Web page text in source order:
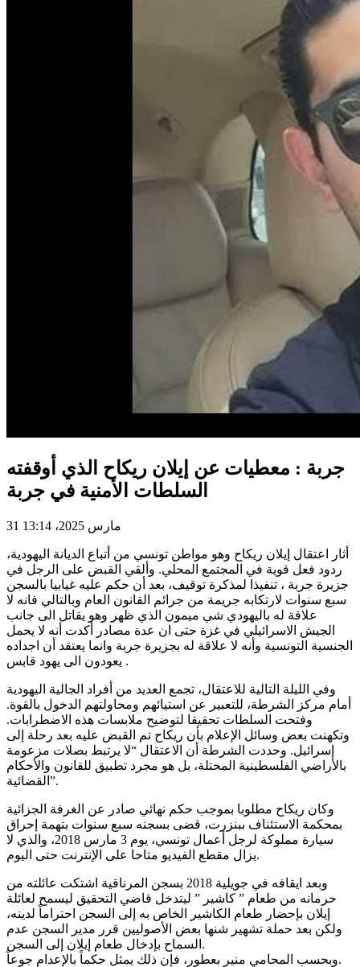
جربة : معطيات عن إيلان ريكاح الذي أوقفته
السلطات الأمنية في جربة
31 مارس 2025، 13:14
أثار اعتقال إيلان ريكاح وهو مواطن تونسي من أتباع الديانة اليهودية،
ردود فعل قوية في المجتمع المحلي. وألقي القبض على الرجل في
جزيرة جربة ، تنفيذا لمذكرة توقيف، بعد أن حكم عليه غيابيا بالسجن
سبع سنوات لارتكابه جريمة من جرائم القانون العام وبالتالي فانه لا
علاقة له باليهودي شي ميمون الذي ظهر وهو يقاتل الى جانب
الجيش الاسرائيلي في غزة حتى ان عدة مصادر أكدت أنه لا يحمل
الجنسية التونسية وأنه لا علاقة له بجزيرة جربة وانما يعتقد أن اجداده
يعودون الى يهود قابس .
وفي الليلة التالية للاعتقال، تجمع العديد من أفراد الجالية اليهودية
أمام مركز الشرطة، للتعبير عن استيائهم ومحاولتهم الدخول بالقوة.
وفتحت السلطات تحقيقا لتوضيح ملابسات هذه الاضطرابات.
وتكهنت بعض وسائل الإعلام بأن ريكاح تم القبض عليه بعد رحلة إلى
إسرائيل. وحددت الشرطة أن الاعتقال “لا يرتبط بصلات مزعومة
بالأراضي الفلسطينية المحتلة، بل هو مجرد تطبيق للقانون والأحكام
القضائية”.
وكان ريكاح مطلوبا بموجب حكم نهائي صادر عن الغرفة الجزائية
بمحكمة الاستئناف ببنزرت، قضى بسجنه سبع سنوات بتهمة إحراق
سيارة مملوكة لرجل أعمال تونسي، يوم 3 مارس 2018، والذي لا
يزال مقطع الفيديو متاحا على الإنترنت حتى اليوم.
وبعد ايقافه في جويلية 2018 بسجن المرناقية اشتكت عائلته من
حرمانه من طعام ” كاشير ” ليتدخل قاضي التحقيق ليسمح لعائلة
إيلان بإحضار طعام الكاشير الخاص به إلى السجن احتراماً لدينه،
ولكن بعد حملة تشهير شنها بعض الأصوليين قرر مدير السجن عدم
السماح بإدخال طعام إيلان إلى السجن.
وبحسب المحامي منير بعطور، فإن ذلك يمثل حكماً بالإعدام جوعاً.